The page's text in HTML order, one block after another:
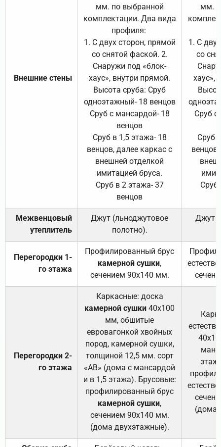
Внешние стены
мм. по выбранной
комплектации. Два вида
профиля:
1. С двух сторон, прямой
со снятой фаской. 2.
Снаружи под «блок-
хаус», внутри прямой.
Высота сруба: Сруб
одноэтажный- 18 венцов
Сруб с мансардой- 18
венцов
Сруб в 1,5 этажа- 18
венцов, далее каркас с
внешней отделкой
имитацией бруса.
Сруб в 2 этажа- 37
венцов
мм.
1. С
со
хаус»,
Сруб с
Сруб
Сруб
Межвенцовый
утеплитель
Джут (льноджутовое
полотно).
Джут
Перегородки 1-
го этажа
Профилированный брус
камерной сушки,
сечением 90х140 мм.
Перегородки 2-
го этажа
Каркасные: доска
камерной сушки 40х100
мм, обшитые
евровагонкой хвойных
пород, камерной сушки,
толщиной 12,5 мм. сорт
«АВ» (дома с мансардой
и в 1,5 этажа). Брусовые:
профилированный брус
камерной сушки,
сечением 90х140 мм.
(дома двухэтажные).
(дома